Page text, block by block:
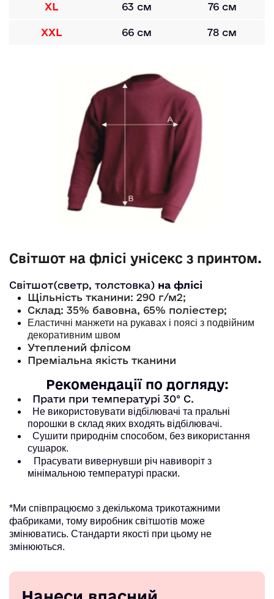
XL 63 см 76 см
XXL 66 см 78 см
Світшот на флісі унісекс з принтом
Світшот(светр, толстовка) на флісі
Щільність тканини: 290 г/м2;
Склад: 35% бавовна, 65% поліестер;
Еластичні манжети на рукавах і поясі з подвійним
декоративним швом
Утеплений флісом
Преміальна якість тканини
Рекомендації по догляду:
Прати при температурі 30° С.
Не використовувати відбілювачі та пральні
порошки в склад яких входять відбілювачі.
Сушити природнім способом, без використання
сушарок.
Прасувати вивернувши річ навиворіт з
мінімальною температурі праски.
*Ми співпрацюємо з декількома трикотажними
фабриками, тому виробник світшотів може
змінюватись. Стандарти якості при цьому не
змінюються.